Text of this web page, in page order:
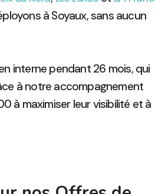
à Soyaux, sans aucun
interne pendant 26 mois, qui
à notre accompagnement
à maximiser leur visibilité et à